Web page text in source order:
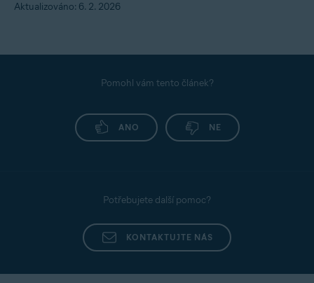
Aktualizováno: 6. 2. 2026
Pomohl vám tento článek?
ANO NE
Potřebujete další pomoc?
KONTAKTUJTE NÁS